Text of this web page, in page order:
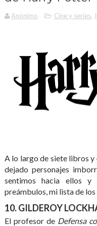
Anónimo Cine y series,
A lo largo de siete libros y
dejado personajes
sentimos hacia ellos
preámbulos, mi lista de
10. GILDEROY
El profesor de Defensa